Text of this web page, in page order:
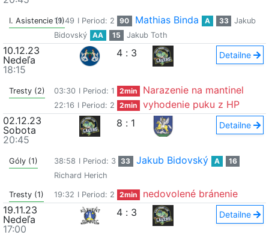
I. Asistencie (1)19:49 I Period: 2 90 Mathias Binda A 33
Jakub
Bidovský
AA 15 Jakub Toth
10.12.23
Nedeľa
18:15
4 : 3 Detailne
Tresty (2) 03:30 I Period: 1 2min Narazenie na mantinel
22:16 I Period: 2 2min
vyhodenie puku z HP
02.12.23
Sobota
20:45
8 : 1 Detailne
Góly (1) 38:58 I Period: 3 33 Jakub Bidovský A
16
Richard Herich
Tresty (1) 19:32 I Period: 2 2min
nedovolené bránenie
19.11.23
Nedeľa
17:00
4 : 3 Detailne